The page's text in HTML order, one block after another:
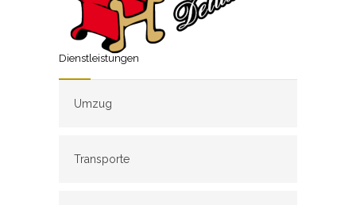
Dienstleistungen
Umzug
Transporte